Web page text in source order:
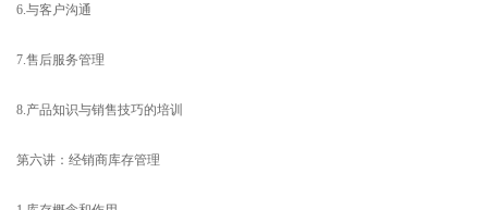
6.与客户沟通
7.售后服务管理
8.产品知识与销售技巧的培训
第六讲：经销商库存管理